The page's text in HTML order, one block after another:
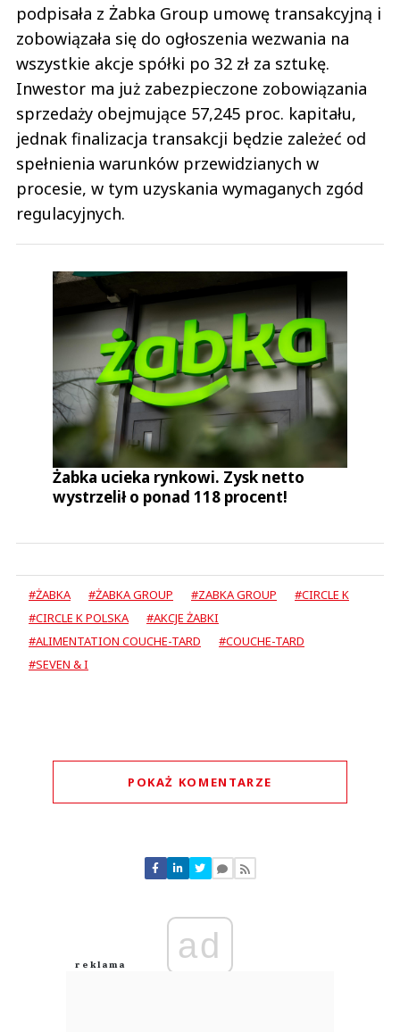
podpisała z Żabka Group umowę transakcyjną i
zobowiązała się do ogłoszenia wezwania na
wszystkie akcje spółki po 32 zł za sztukę.
Inwestor ma już zabezpieczone zobowiązania
sprzedaży obejmujące 57,245 proc. kapitału,
jednak finalizacja transakcji będzie zależeć od
spełnienia warunków przewidzianych w
procesie, w tym uzyskania wymaganych zgód
regulacyjnych.
Żabka ucieka rynkowi. Zysk netto
wystrzelił o ponad 118 procent!
#ŻABKA #ŻABKA GROUP #ZABKA GROUP
#CIRCLE K
#CIRCLE K POLSKA
#AKCJE ŻABKI
#ALIMENTATION COUCHE-TARD
#COUCHE-TARD
#SEVEN & I
POKAŻ KOMENTARZE
Nie znaleziono komentarzy
Zostaw swoje komentarze
Anuluj
ad